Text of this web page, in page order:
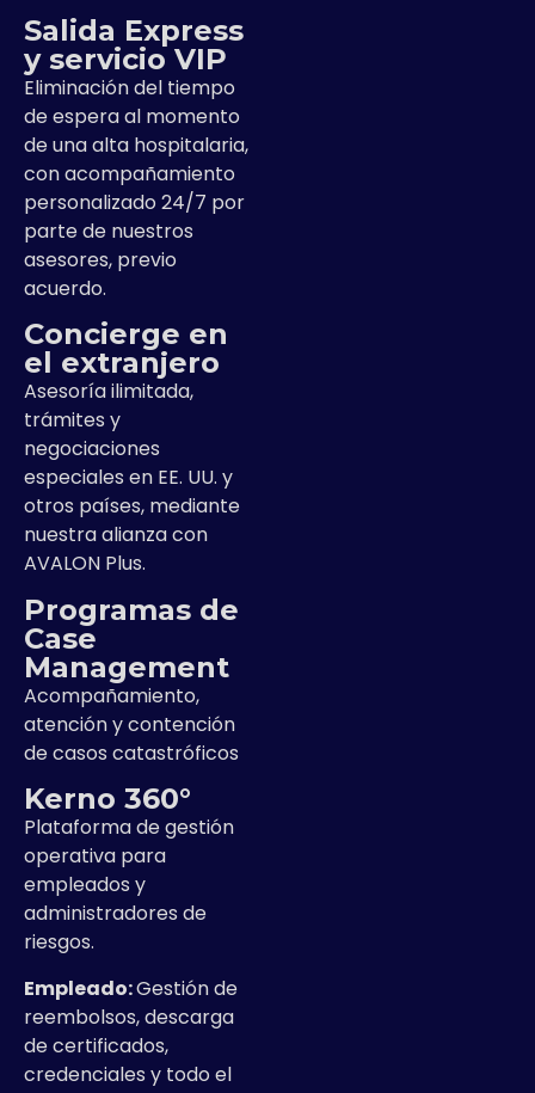
Salida Express
y servicio VIP
Eliminación del tiempo
de espera al momento
de una alta hospitalaria,
con acompañamiento
personalizado 24/7 por
parte de nuestros
asesores, previo
acuerdo.
Concierge en
el extranjero
Asesoría ilimitada,
trámites y
negociaciones
especiales en EE. UU. y
otros países, mediante
nuestra alianza con
AVALON Plus.
Programas de
Case
Management
Acompañamiento,
atención y contención
de casos catastróficos
Kerno 360°
Plataforma de gestión
operativa para
empleados y
administradores de
riesgos.
Empleado:Gestión de
reembolsos, descarga
de certificados,
credenciales y todo el